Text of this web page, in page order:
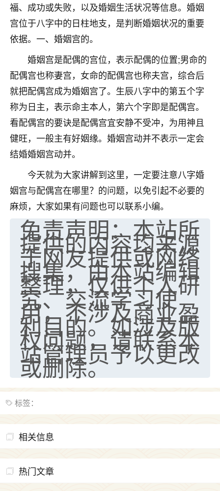
福、成功或失败，以及婚姻生活状况等信息。婚姻
宫位于八字中的日柱地支，是判断婚姻状况的重要
依据。一、婚姻宫的。
婚姻宫是配偶的宫位，表示配偶的位置;男命的
配偶宫也称妻宫，女命的配偶宫也称夫宫，综合后
就把配偶宫成为婚姻宫了。生辰八字中的第五个字
称为日主，表示命主本人，第六个字即是配偶宫。
看配偶宫的要诀是配偶宫宜安静不受冲，为用神且
健旺，一般主有好姻缘。婚姻宫动并不表示一定会
结婚婚姻宫动并。
今天就为大家讲解到这里，一定要注意八字婚
姻宫与配偶宫在哪里？的问题，以免引起不必要的
麻烦，大家如果有问题也可以联系小编。
免责声明：本站所
提供的内容均来源
于网友提供或网络
搜集，由本站编辑
整理，仅供个人研
究、交流学习使
用，不涉及商业盈
利目的。如涉及版
权问题，请联系本
站管理员予以更改
或删除。
标签：
相关信息
热门文章
Jessica李
老师做不做超度法事？我想给我奶奶做超度，她今年
刚去世了。
七零老顽童：我母亲前年离世，刚开始我经常
做梦梦见她，后来也是朋友介绍，找到慧来老
师，安排了超度法事，做梦再也没有梦到过
了，一开始是半信半疑的，图个心安，给亡母
超度，现在看来，人不信也不行。
2天前 来自云南
优秀的张同学
老师收徒吗？？我对这些很感兴趣
2天前 来自山西 15